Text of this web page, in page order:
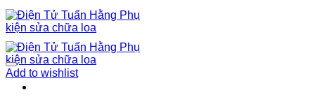
Chuyển
đến
nội
dung
Add to wishlist